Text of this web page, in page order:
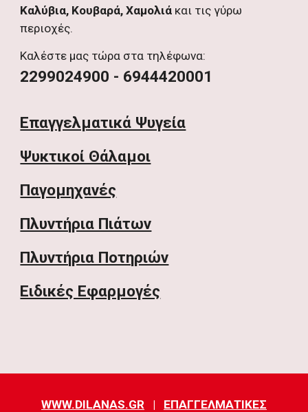
Καλύβια, Κουβαρά, Χαμολιά και τις γύρω
περιοχές.
Καλέστε μας τώρα στα τηλέφωνα:
2299024900 - 6944420001
Επαγγελματικά Ψυγεία
Ψυκτικοί Θάλαμοι
Παγομηχανές
Πλυντήρια Πιάτων
Πλυντήρια Ποτηριών
Ειδικές Εφαρμογές
WWW.DILANAS.GR | ΕΠΑΓΓΕΛΜΑΤΙΚΕΣ